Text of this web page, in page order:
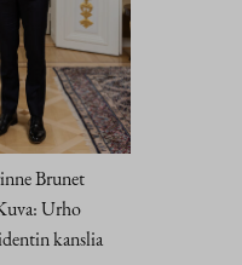
Brunet
Urho
kanslia